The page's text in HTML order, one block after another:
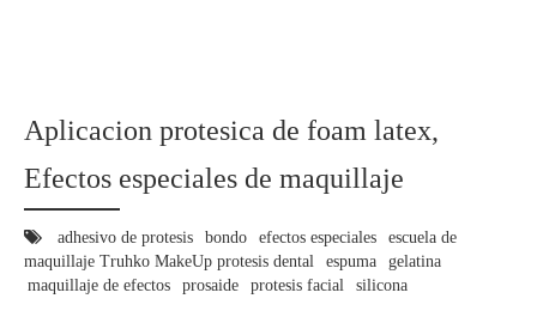
Aplicacion protesica de foam latex,
Efectos especiales de maquillaje
adhesivo de protesis bondo efectos especiales
escuela de
maquillaje Truhko MakeUp protesis dental
espuma
gelatina
maquillaje de efectos
prosaide protesis facial silicona